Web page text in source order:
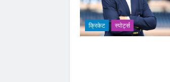
क्रिकेट ‎स्पोर्ट्स